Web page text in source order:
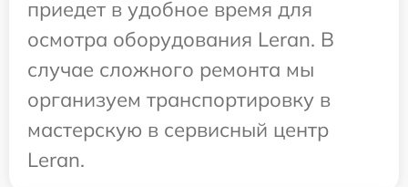
приедет в удобное время для
осмотра оборудования Leran. В
случае сложного ремонта мы
организуем транспортировку в
мастерскую в сервисный центр
Leran.